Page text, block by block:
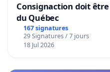
Consignaction doit
du Québec
167 signatures
29 Signatures / 7 jours
18 Jul 2026